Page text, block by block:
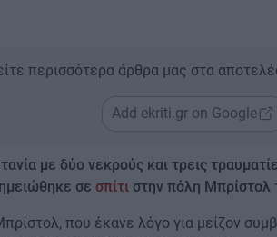
περισσότερα άρθρα μας στα
Add ekriti.gr on Google
με δύο νεκρούς και τρεις
σε σπίτι στην πόλη Μπρίστολ
που έκανε λόγο για μείζον